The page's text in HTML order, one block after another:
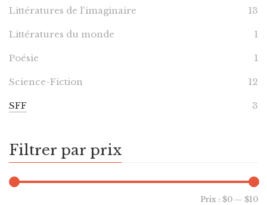
Littératures de l'imaginaire 13
Littératures du monde 1
Poésie 1
Science-Fiction 12
SFF 3
Filtrer par prix
Prix : $0 — $10